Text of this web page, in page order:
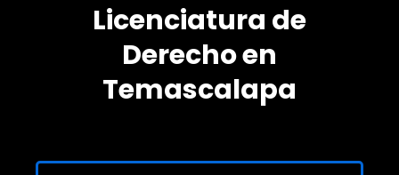
Licenciatura de
Derecho en
Temascalapa